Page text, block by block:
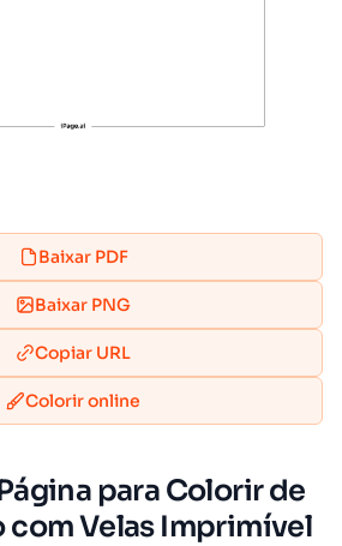
Baixar PDF
Baixar PNG
Copiar URL
Colorir online
para Colorir de
com Velas Imprimível